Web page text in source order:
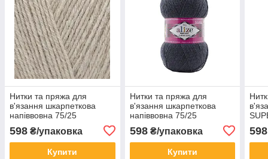
Нитки та пряжа для
в'язання шкарпеткова
напіввовна 75/25
SUPERWASH COMFORT
SOCKS Супервош
Комфорт Сокс № 152 -
беж меланж
598 ₴/упаковка
Купити
Нитки та пряжа для
в'язання шкарпеткова
напіввовна 75/25
SUPERWASH COMFORT
SOCKS Супервош
Комфорт Сокс № 872
598₴/упаковка
Купити
598